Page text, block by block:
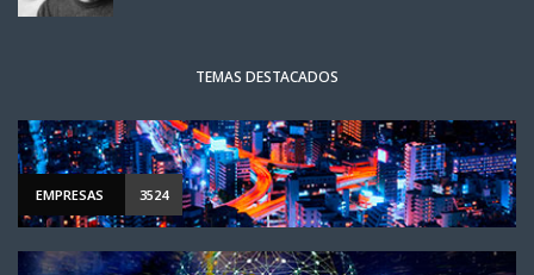
TEMAS DESTACADOS
EMPRESAS 3524